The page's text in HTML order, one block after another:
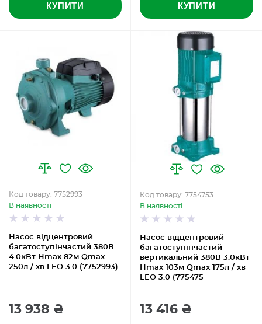
КУПИТИ КУПИТИ
Насос відцентровий
багатоступінчастий 380В
4.0кВт Hmax 82м Qmax
250л / хв LEO 3.0 (7752993)
Код товару: 7752993
В наявності
13 938 ₴
Насос відцентровий
багатоступінчастий
вертикальний 380В 3.0кВт
Hmax 103м Qmax 175л / хв
LEO 3.0 (775475
Код товару: 7754753
В наявності
13 416 ₴